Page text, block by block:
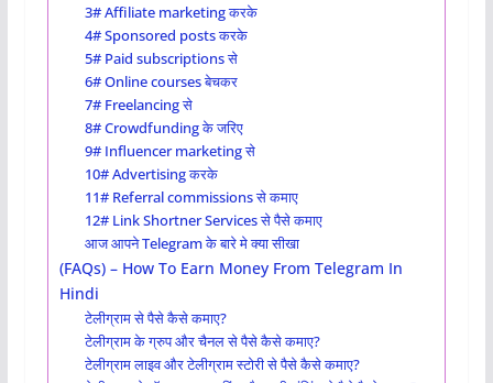
3# Affiliate marketing करके
4# Sponsored posts करके
5# Paid subscriptions से
6# Online courses बेचकर
7# Freelancing से
8# Crowdfunding के जरिए
9# Influencer marketing से
10# Advertising करके
11# Referral commissions से कमाए
12# Link Shortner Services से पैसे कमाए
आज आपने Telegram के बारे मे क्या सीखा
(FAQs) – How To Earn Money From Telegram In
Hindi
टेलीग्राम से पैसे कैसे कमाए?
टेलीग्राम के ग्रुप और चैनल से पैसे कैसे कमाए?
टेलीग्राम लाइव और टेलीग्राम स्टोरी से पैसे कैसे कमाए?